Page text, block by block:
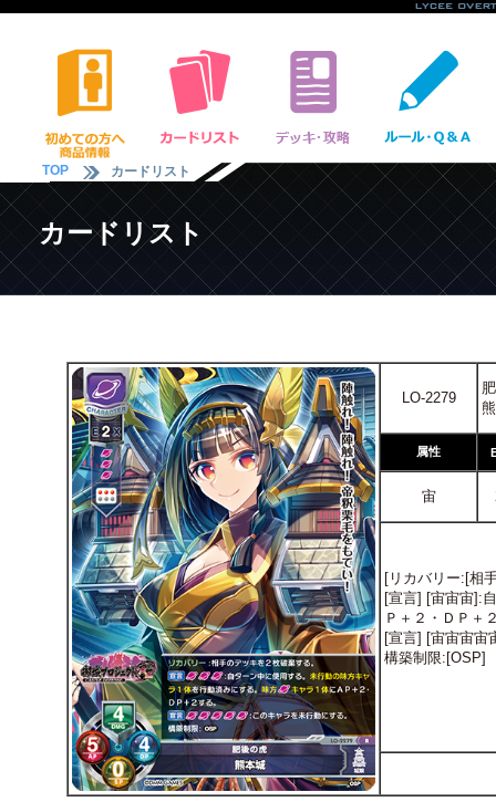
TOP カードリスト
カードリスト
LO-2279
属性
宙
[リカバリー:[相
[宣言] [宙宙宙]:
Ｐ＋２・ＤＰ＋
[宣言] [宙宙宙宙
構築制限:[OSP]